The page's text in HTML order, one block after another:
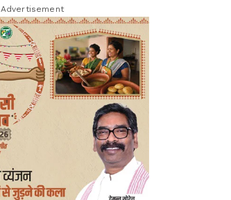
Advertisement